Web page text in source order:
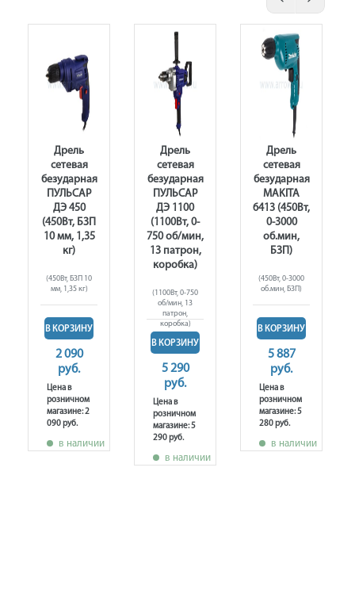
Дрель
сетевая
безударная
ПУЛЬСАР
ДЭ 450
(450Вт, БЗП
10 мм, 1,35
кг)
(450Вт, БЗП 10
мм, 1,35 кг)
В КОРЗИНУ
2 090
руб.
Цена в
розничном
магазине: 2
090 руб.
в наличии
Дрель
сетевая
безударная
ПУЛЬСАР
ДЭ 1100
(1100Вт, 0-
750 об/мин,
13 патрон,
коробка)
(1100Вт, 0-750
об/мин, 13
патрон,
коробка)
В КОРЗИНУ
5 290
руб.
Цена в
розничном
магазине: 5
290 руб.
в наличии
Дрель
сетевая
безударная
MAKITA
6413 (450Вт,
0-3000
об.мин,
БЗП)
(450Вт, 0-3000
об.мин, БЗП)
В КОРЗИНУ
5 887
руб.
Цена в
розничном
магазине: 5
280 руб.
в наличии